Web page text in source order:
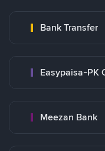
Bank Transfer
Easypaisa-PK
Meezan Bank